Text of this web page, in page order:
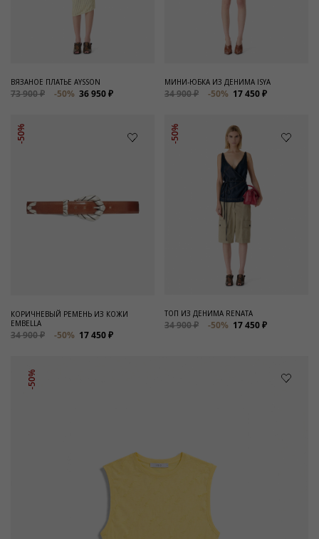
ВЯЗАНОЕ ПЛАТЬЕ AYSSON
73 900 ₽ -50% 36 950 ₽
МИНИ-ЮБКА ИЗ ДЕНИМА ISYA
34 900 ₽ -50% 17 450 ₽
-50%
КОРИЧНЕВЫЙ РЕМЕНЬ ИЗ КОЖИ
EMBELLA
34 900 ₽ -50% 17 450 ₽
-50%
ТОП ИЗ ДЕНИМА RENATA
34 900 ₽ -50% 17 450 ₽
-50%